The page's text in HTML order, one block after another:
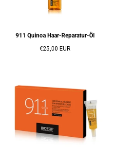
911 Quinoa Haar-Reparatur-Öl
Regulärer
€25,00 EUR